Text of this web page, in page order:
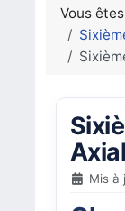
Vous
Mis à